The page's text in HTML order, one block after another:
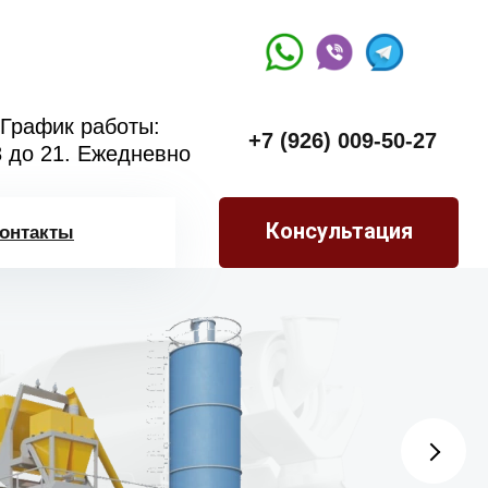
График работы:
до 21. Ежедневно
+7 (926) 009-50-27
Консультация